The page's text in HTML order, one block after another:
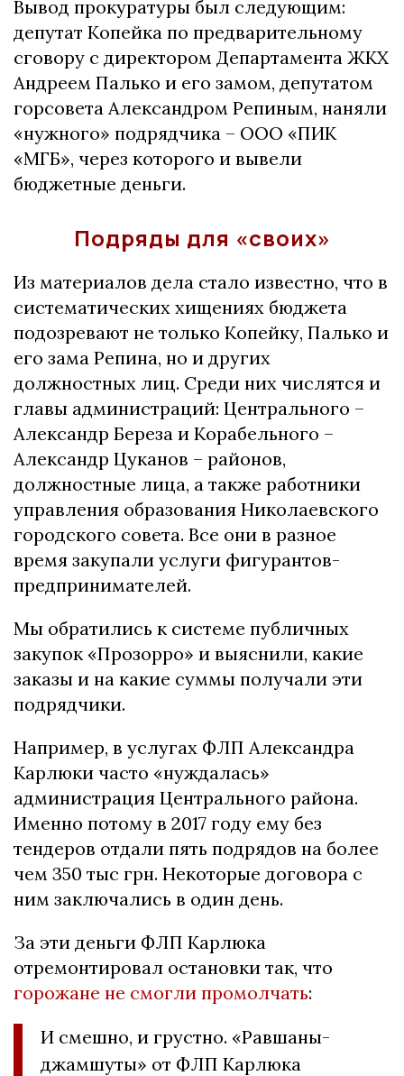
Вывод прокуратуры был следующим:
депутат Копейка по предварительному
сговору с директором Департамента ЖКХ
Андреем Палько и его замом, депутатом
горсовета Александром Репиным, наняли
«нужного» подрядчика – ООО «ПИК
«МГБ», через которого и вывели
бюджетные деньги.
Подряды для «своих»
Из материалов дела стало известно, что в
систематических хищениях бюджета
подозревают не только Копейку, Палько и
его зама Репина, но и других
должностных лиц. Среди них числятся и
главы администраций: Центрального –
Александр Береза и Корабельного –
Александр Цуканов – районов,
должностные лица, а также работники
управления образования Николаевского
городского совета. Все они в разное
время закупали услуги фигурантов-
предпринимателей.
Мы обратились к системе публичных
закупок «Прозорро» и выяснили, какие
заказы и на какие суммы получали эти
подрядчики.
Например, в услугах ФЛП Александра
Карлюки часто «нуждалась»
администрация Центрального района.
Именно потому в 2017 году ему без
тендеров отдали пять подрядов на более
чем 350 тыс грн. Некоторые договора с
ним заключались в один день.
За эти деньги ФЛП Карлюка
отремонтировал остановки так, что
горожане не смогли промолчать:
И смешно, и грустно. «Равшаны-
джамшуты» от ФЛП Карлюка